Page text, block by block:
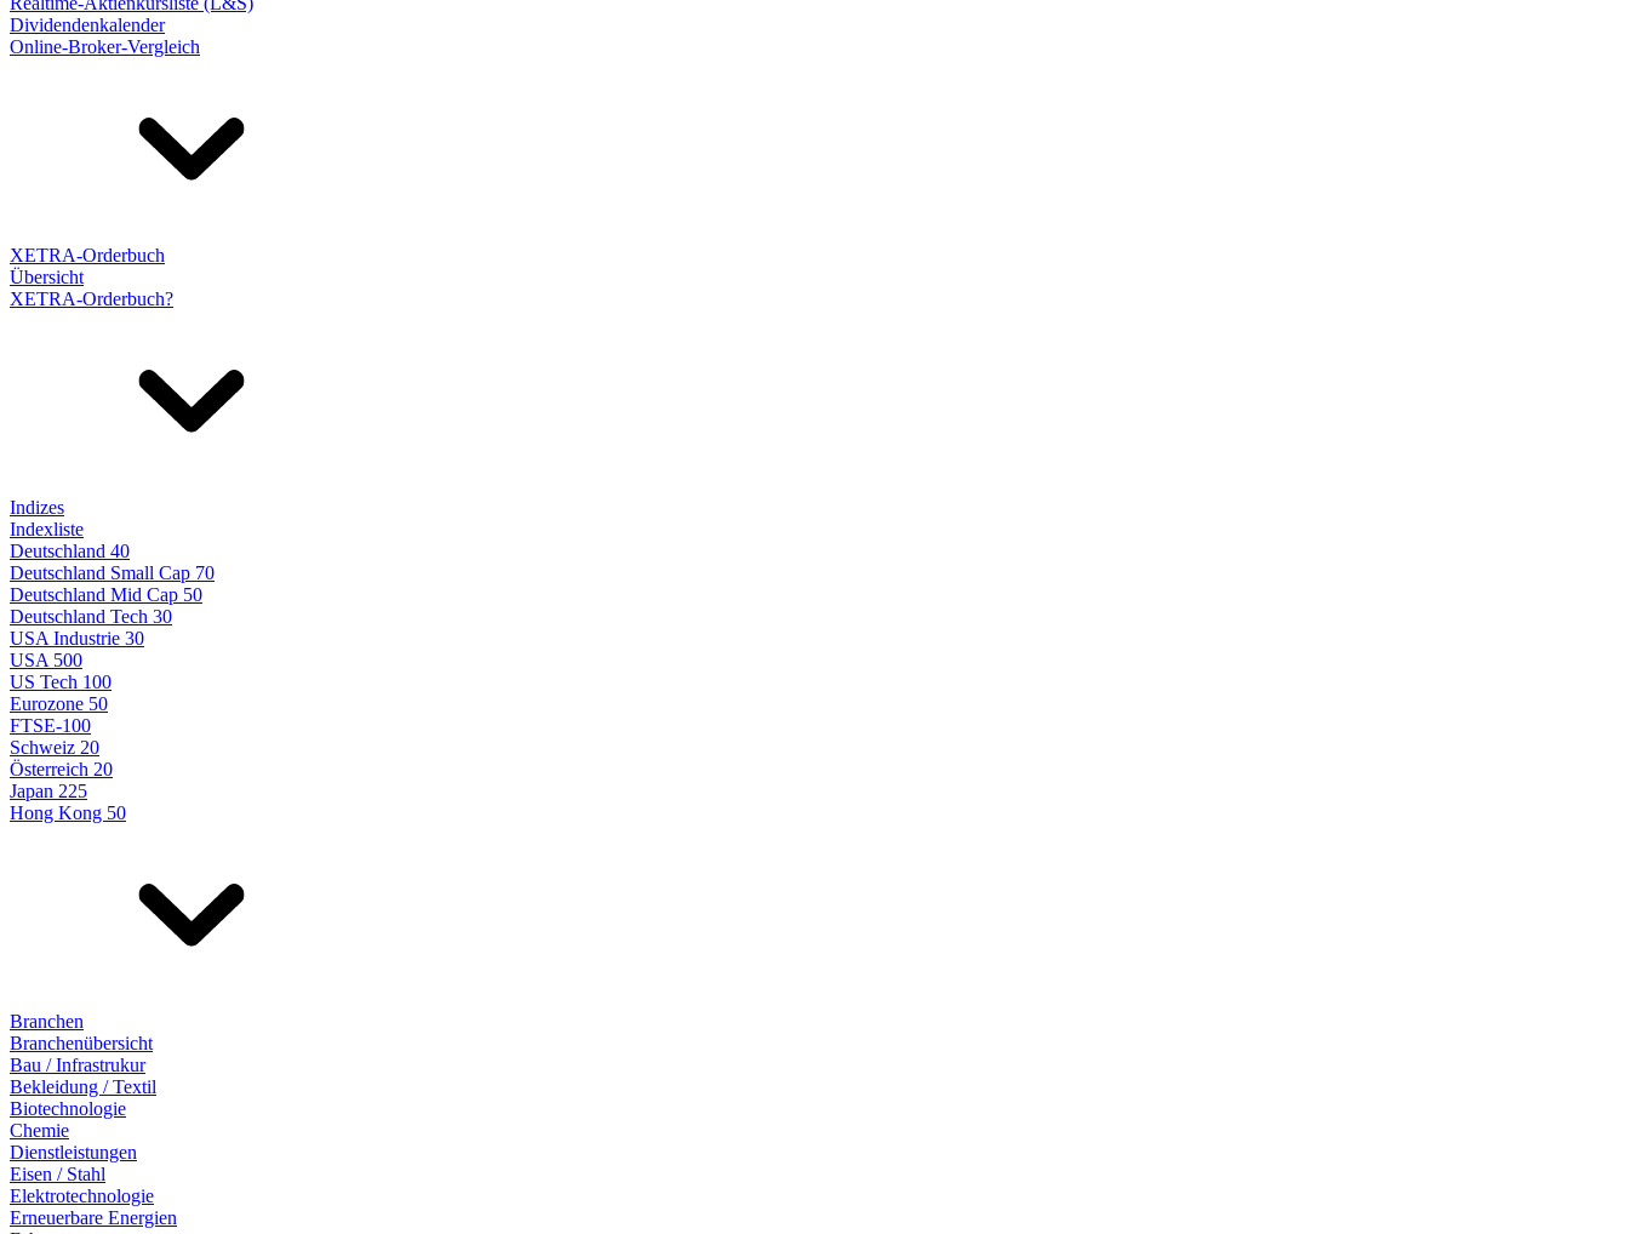
Dividendenkalender
Online-Broker-Vergleich
XETRA-Orderbuch
Übersicht
XETRA-Orderbuch?
Indizes
Indexliste
Deutschland 40
Deutschland Small Cap 70
Deutschland Mid Cap 50
Deutschland Tech 30
USA Industrie 30
USA 500
US Tech 100
Eurozone 50
FTSE-100
Schweiz 20
Österreich 20
Japan 225
Hong Kong 50
Branchen
Branchenübersicht
Bau / Infrastrukur
Bekleidung / Textil
Biotechnologie
Chemie
Dienstleistungen
Eisen / Stahl
Elektrotechnologie
Erneuerbare Energien